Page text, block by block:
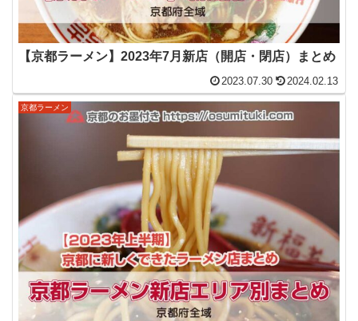
【京都ラーメン】2023年7月新店（開店・閉店）まとめ
2023.07.30 2024.02.13
京都ラーメン